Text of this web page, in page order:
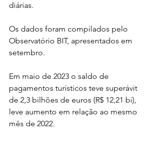
diárias.
Os dados foram compilados pelo
Observatório BIT, apresentados em
setembro.
Em maio de 2023 o saldo de
pagamentos turísticos teve superávit
de 2,3 bilhões de euros (R$ 12,21 bi),
leve aumento em relação ao mesmo
mês de 2022.